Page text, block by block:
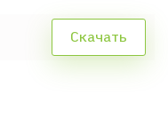
Скачать